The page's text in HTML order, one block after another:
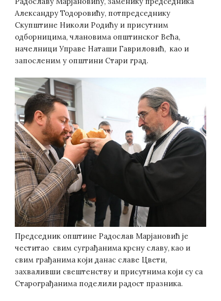
Александру Тодоровићу, потпредседнику
Скупштине Николи Родићу и присутним
одборницима, члановима општинског Већа,
начелници Управе Наташи Гавриловић, као и
запосленим у општини Стари град.
Председник општине Радослав Марјановић је
честитао свим суграђанима крсну славу, као и
свим грађанима који данас славе Цвети,
захваливши свештенству и присутнима који су са
Старограђанима поделили радост празника.